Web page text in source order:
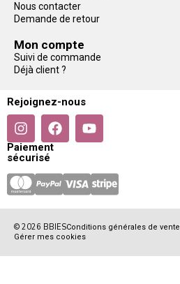
Nous contacter
Demande de retour
Mon compte
Suivi de commande
Déjà client ?
Rejoignez-nous
Paiement
sécurisé
© 2026 BBIESConditions générales de vente
Gérer mes cookies